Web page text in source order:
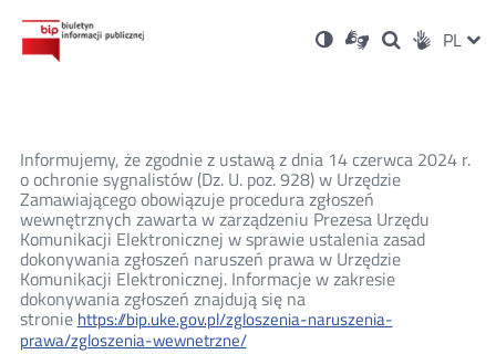
Ustawienia
Wersja
kontrastowa
Dla
niesłyszących
OtwórzOtwórz
w
Otwórz
w
Social PL
Informujemy, że zgodnie z ustawą z dnia 14 czerwca 2024 r.
o ochronie sygnalistów (Dz. U. poz. 928) w Urzędzie
Zamawiającego obowiązuje procedura zgłoszeń
wewnętrznych zawarta w zarządzeniu Prezesa Urzędu
Komunikacji Elektronicznej w sprawie ustalenia zasad
dokonywania zgłoszeń naruszeń prawa w Urzędzie
Komunikacji Elektronicznej. Informacje w zakresie
dokonywania zgłoszeń znajdują się na
stronie https://bip.uke.gov.pl/zgloszenia-naruszenia-
prawa/zgloszenia-wewnetrzne/